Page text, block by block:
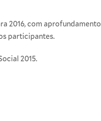
2016, com
participantes.
2015.